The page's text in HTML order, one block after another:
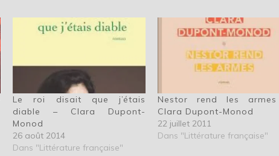
Le roi disait que j’étais
diable – Clara Dupont-
Monod
26 août 2014
Dans "Littérature française"
Nestor rend les
Clara Dupont-Monod
22 juillet 2011
Dans "Littérature française"